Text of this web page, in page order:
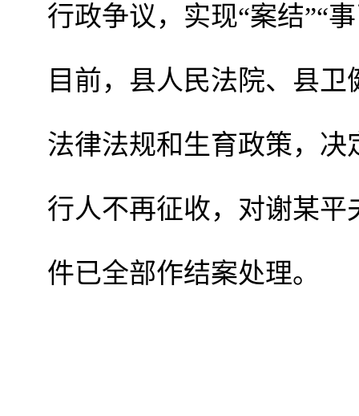
行政争议，实现“案结”“
目前，县人民法院、县
法律法规和生育政策，
行人不再征收，对谢某平
件已全部作结案处理。